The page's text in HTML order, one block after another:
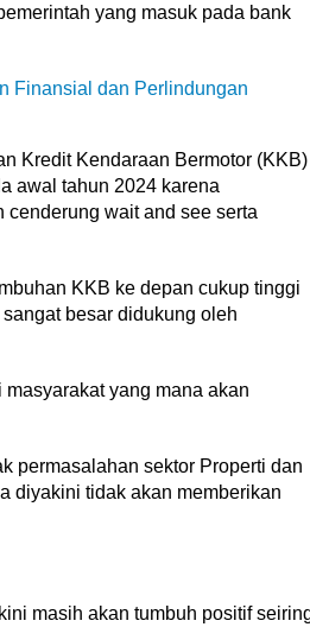
yang masuk pada bank
Finansial dan Perlindungan
Kredit Kendaraan Bermotor (KKB)
awal tahun 2024 karena
wait and see serta
KKB ke depan cukup tinggi
besar didukung oleh
yang mana akan
permasalahan sektor Properti dan
diyakini tidak akan memberikan
masih akan tumbuh positif